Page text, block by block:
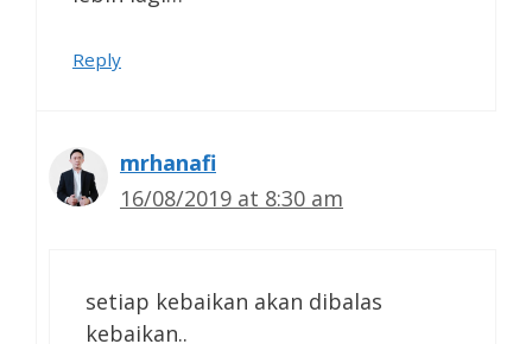
Reply
mrhanafi
16/08/2019 at 8:30 am
setiap kebaikan akan dibalas
kebaikan..